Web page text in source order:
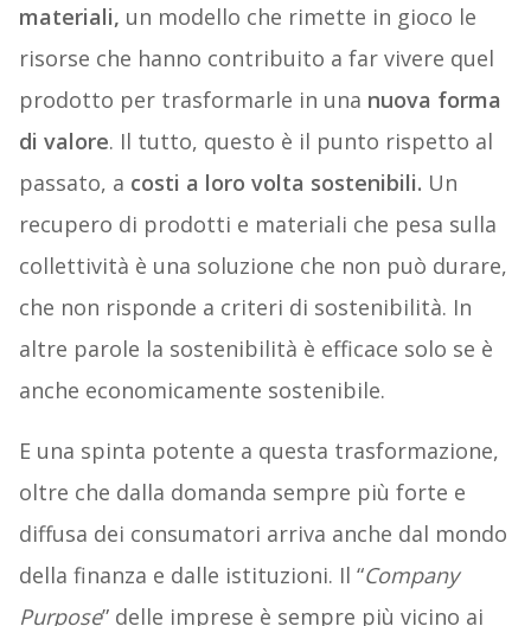
materiali, un modello che rimette in gioco le
risorse che hanno contribuito a far vivere quel
prodotto per trasformarle in una nuova forma
di valore. Il tutto, questo è il punto rispetto al
passato, a costi a loro volta sostenibili. Un
recupero di prodotti e materiali che pesa sulla
collettività è una soluzione che non può durare,
che non risponde a criteri di sostenibilità. In
altre parole la sostenibilità è efficace solo se è
anche economicamente sostenibile.
E una spinta potente a questa trasformazione,
oltre che dalla domanda sempre più forte e
diffusa dei consumatori arriva anche dal mondo
della finanza e dalle istituzioni. Il “Company
Purpose” delle imprese è sempre più vicino ai